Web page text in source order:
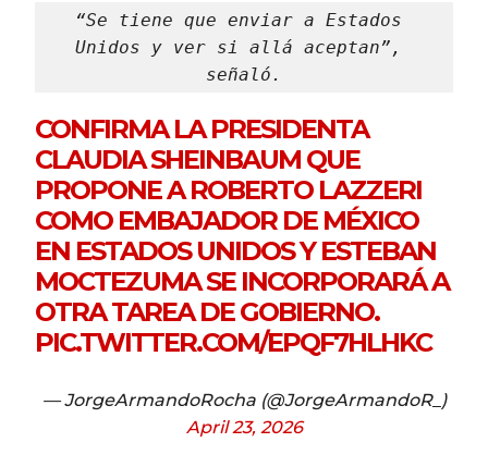
“Se tiene que enviar a Estados
Unidos y ver si allá aceptan”,
señaló.
CONFIRMA LA PRESIDENTA
CLAUDIA SHEINBAUM QUE
PROPONE A ROBERTO LAZZERI
COMO EMBAJADOR DE MÉXICO
EN ESTADOS UNIDOS Y ESTEBAN
MOCTEZUMA SE INCORPORARÁ A
OTRA TAREA DE GOBIERNO.
PIC.TWITTER.COM/EPQF7HLHKC
— JorgeArmandoRocha (@JorgeArmandoR_)
April 23, 2026